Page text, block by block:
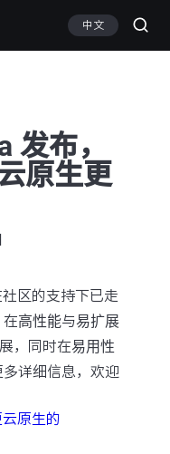
中文
发布，
原生更
区的支持下已走
高性能与易扩展
，同时在易用性
详细信息，欢迎
原生的